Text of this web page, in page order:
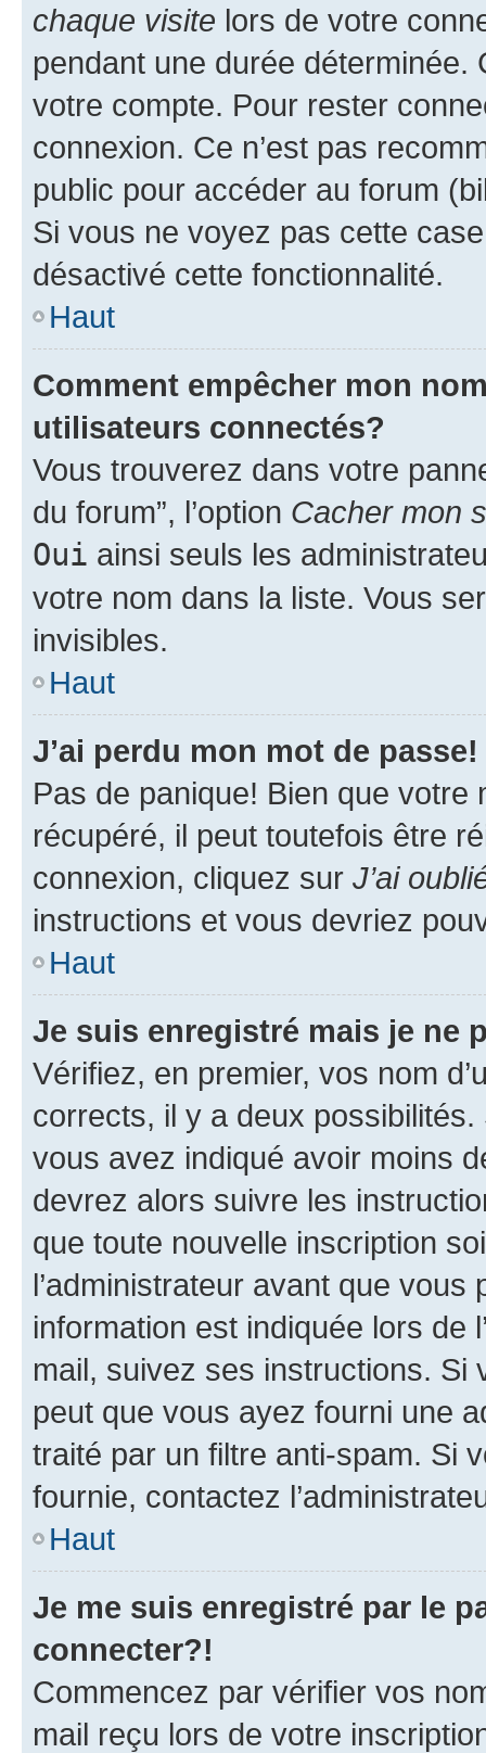
chaque visite lors de votre
pendant une durée déterminée.
votre compte. Pour rester
connexion. Ce n’est pas
public pour accéder au forum
Si vous ne voyez pas cette
désactivé cette fonctionnalité.
Haut
Comment empêcher mon
utilisateurs connectés?
Vous trouverez dans votre
du forum”, l’option Cacher mon
Oui ainsi seuls les
votre nom dans la liste. Vous
invisibles.
Haut
J’ai perdu mon mot de passe!
Pas de panique! Bien que
récupéré, il peut toutefois être
connexion, cliquez sur J’ai
instructions et vous devriez
Haut
Je suis enregistré mais je ne
Vérifiez, en premier, vos nom
corrects, il y a deux
vous avez indiqué avoir moins
devrez alors suivre les
que toute nouvelle inscription
l’administrateur avant que
information est indiquée lors de
mail, suivez ses instructions. Si
peut que vous ayez fourni une
traité par un filtre anti-spam. Si
fournie, contactez
Haut
Je me suis enregistré par le
connecter?!
Commencez par vérifier vos
mail reçu lors de votre